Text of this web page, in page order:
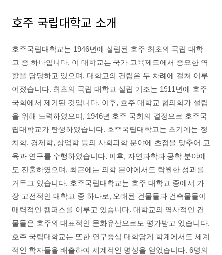
호주 국립대학교 소개
호주국립대학교는 1946년에 설립된 호주 최초의 국립 대학
교 중 하나입니다. 이 대학교는 국가 교육제도에서 중요한 역
할을 담당하고 있으며, 대학교의 건립은 두 차례에 걸쳐 이루
어졌습니다. 최초의 국립 대학교 설립 기조는 1911년에 호주
국회에서 제기된 것입니다. 이후, 호주 대학교 협의회가 설립
을 위해 노력하였으며, 1946년 호주 국회의 결정으로 호주국
립대학교가 탄생하였습니다. 호주국립대학교는 초기에는 정
치학, 경제학, 상업학 등의 사회과학 분야에 초점을 맞추어 교
육과 연구를 수행하였습니다. 이후, 자연과학과 공학 분야에
도 진출하였으며, 최근에는 의학 분야에서도 탁월한 성과를
거두고 있습니다. 호주국립대학교는 호주 대학교 중에서 가
장 고전적인 대학교 중 하나로, 오래된 건물들과 건축물들이
매력적인 캠퍼스를 이루고 있습니다. 대학교의 역사적인 건
물들은 호주의 대표적인 문화유산으로도 평가받고 있습니다.
호주 국립대학교는 또한 연구중심 대학답게 학계에서도 세계
적인 학자들을 배출하여 세계적인 명성을 얻었습니다. 6명의